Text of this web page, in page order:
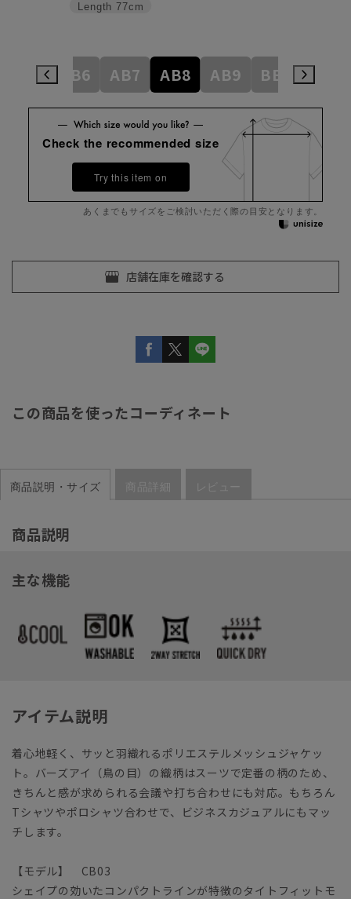
Length 77cm
AB6 AB7 AB8 AB9 BE3
Check the recommended size
Try this item on
あくまでもサイズをご検討いただく際の目安となります。
この商品を使ったコーディネート
商品説明・サイズ 商品詳細 レビュー
商品説明
主な機能
アイテム説明
着心地軽く、サッと羽織れるポリエステルメッシュジャケッ
ト。バーズアイ（鳥の目）の織柄はスーツで定番の柄のため、
きちんと感が求められる会議や打ち合わせにも対応。もちろん
Tシャツやポロシャツ合わせで、ビジネスカジュアルにもマッ
チします。
【モデル】 CB03
シェイプの効いたコンパクトラインが特徴のタイトフィットモ